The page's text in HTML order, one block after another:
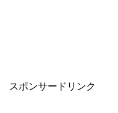
スポンサードリンク